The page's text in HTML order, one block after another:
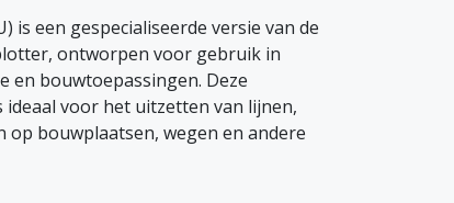
is een gespecialiseerde versie van de
ontworpen voor gebruik in
en bouwtoepassingen. Deze
voor het uitzetten van lijnen,
bouwplaatsen, wegen en andere